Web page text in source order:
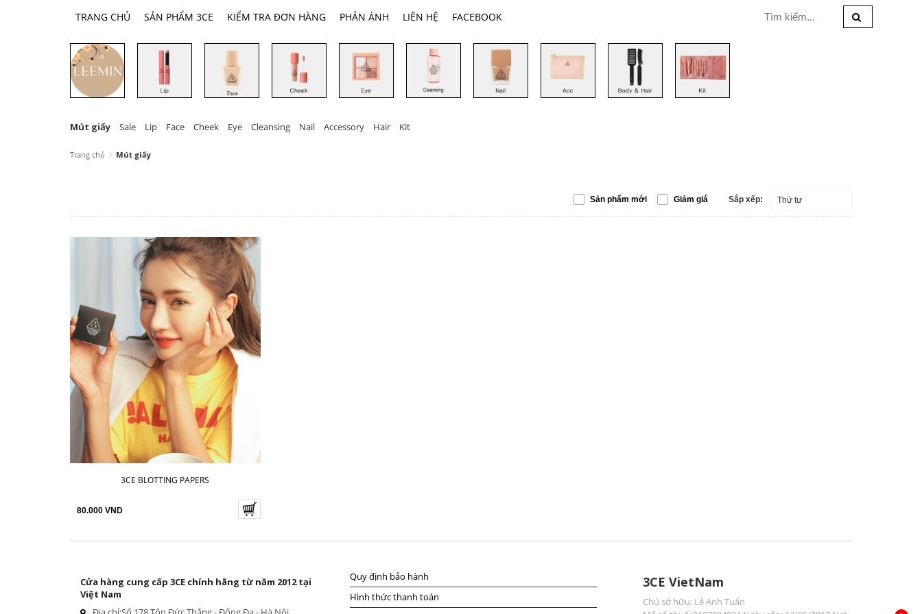
TRANG CHỦ SẢN PHẨM 3CE KIỂM TRA ĐƠN HÀNG PHẢN ÁNH LIÊN HỆ FACEBOOK
Mút giấy Sale Lip Face Cheek Eye Cleansing Nail Accessory Hair Kit
Trang chủ Mút giấy
Sản phẩm mới Giảm giá Sắp xếp: Thứ tự
3CE BLOTTING PAPERS
80.000 VND
Cửa hàng cung cấp 3CE chính hãng từ năm 2012 tại
Việt Nam
Quy định bảo hành
Hình thức thanh toán
3CE VietNam
Chủ sở hữu: Lê Anh Tuấn